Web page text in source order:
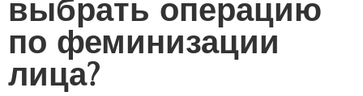
выбрать операцию
по феминизации
лица?